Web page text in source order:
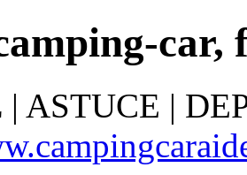
car,
| ASTUCE |